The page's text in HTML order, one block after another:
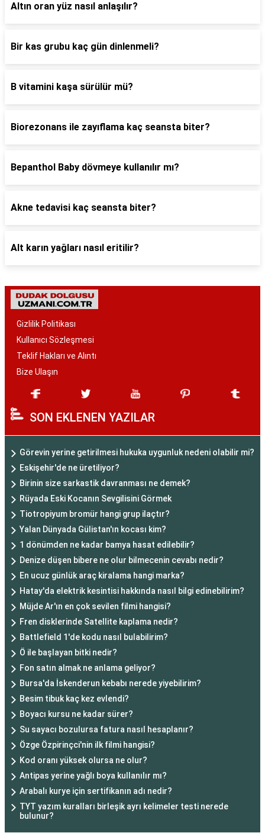
Altın oran yüz nasıl anlaşılır?
Bir kas grubu kaç gün dinlenmeli?
B vitamini kaşa sürülür mü?
Biorezonans ile zayıflama kaç seansta biter?
Bepanthol Baby dövmeye kullanılır mı?
Akne tedavisi kaç seansta biter?
Alt karın yağları nasıl eritilir?
Gizlilik Politikası
Kullanıcı Sözleşmesi
Teklif Hakları ve Alıntı
Bize Ulaşın
SON EKLENEN YAZILAR
Görevin yerine getirilmesi hukuka uygunluk nedeni olabilir mi?
Eskişehir'de ne üretiliyor?
Birinin size sarkastik davranması ne demek?
Rüyada Eski Kocanın Sevgilisini Görmek
Tiotropiyum bromür hangi grup ilaçtır?
Yalan Dünyada Gülistan'ın kocası kim?
1 dönümden ne kadar bamya hasat edilebilir?
Denize düşen bibere ne olur bilmecenin cevabı nedir?
En ucuz günlük araç kiralama hangi marka?
Hatay'da elektrik kesintisi hakkında nasıl bilgi edinebilirim?
Müjde Ar'ın en çok sevilen filmi hangisi?
Fren disklerinde Satellite kaplama nedir?
Battlefield 1'de kodu nasıl bulabilirim?
Ö ile başlayan bitki nedir?
Fon satın almak ne anlama geliyor?
Bursa'da İskenderun kebabı nerede yiyebilirim?
Besim tibuk kaç kez evlendi?
Boyacı kursu ne kadar sürer?
Su sayacı bozulursa fatura nasıl hesaplanır?
Özge Özpirinçci'nin ilk filmi hangisi?
Kod oranı yüksek olursa ne olur?
Antipas yerine yağlı boya kullanılır mı?
Arabalı kurye için sertifikanın adı nedir?
TYT yazım kuralları birleşik ayrı kelimeler testi nerede
bulunur?